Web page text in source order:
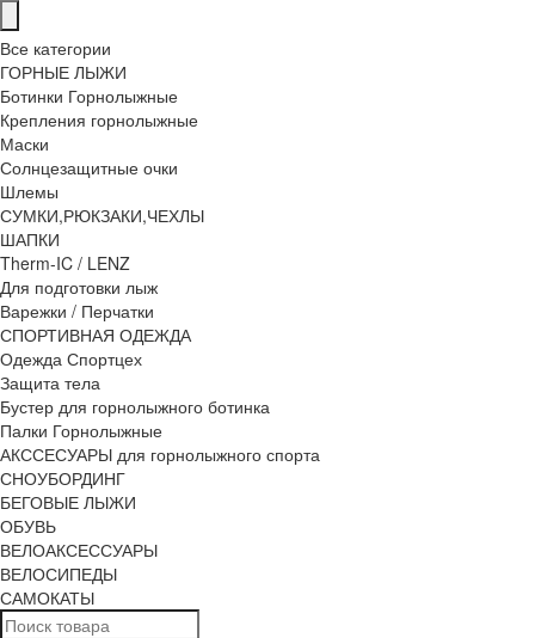
Все категории
ГОРНЫЕ ЛЫЖИ
Ботинки Горнолыжные
Крепления горнолыжные
Маски
Солнцезащитные очки
Шлемы
СУМКИ,РЮКЗАКИ,ЧЕХЛЫ
ШАПКИ
Therm-IC / LENZ
Для подготовки лыж
Варежки / Перчатки
СПОРТИВНАЯ ОДЕЖДА
Одежда Спортцех
Защита тела
Бустер для горнолыжного ботинка
Палки Горнолыжные
АКССЕСУАРЫ для горнолыжного спорта
СНОУБОРДИНГ
БЕГОВЫЕ ЛЫЖИ
ОБУВЬ
ВЕЛОАКСЕССУАРЫ
ВЕЛОСИПЕДЫ
САМОКАТЫ